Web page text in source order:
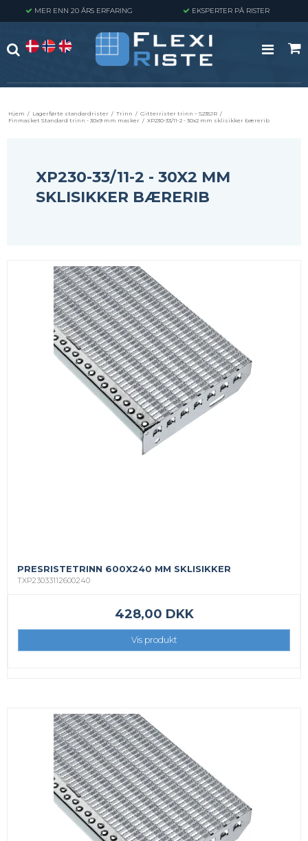
MER ENN 20 ÅRS ERFARING EKSPERTER PÅ RISTER
Hjem / Lagerførte standardrister / Trinn / Gitterrister trinn – S235JR /
Finmasket Standard trinn - 30x9 mm masker / XP230-33/11-2 - 30x2 mm sklisikker bærerib
XP230-33/11-2 - 30X2 MM
SKLISIKKER BÆRERIB
PRESRISTETRINN 600X240 MM SKLISIKKER
TXP23033112600240
428,00 DKK
Vis produkt